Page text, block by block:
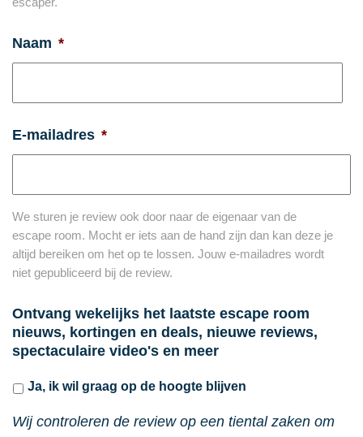
Naam *
E-mailadres *
We sturen je review ook door naar de eigenaar van de
escape room. Mocht er iets aan de hand zijn dan kan deze je
altijd bereiken om het op te lossen. Jouw e-mailadres wordt
niet gepubliceerd bij de review.
Ontvang wekelijks het laatste escape room
nieuws, kortingen en deals, nieuwe reviews,
spectaculaire video's en meer
Ja, ik wil graag op de hoogte blijven
Wij controleren de review op een tiental zaken om